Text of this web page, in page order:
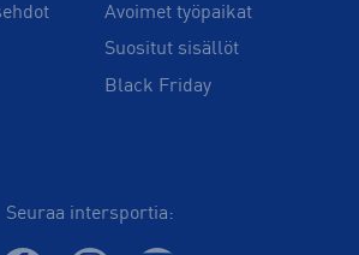
Avoimet työpaikat
Suositut sisällöt
Black Friday
Seuraa intersportia: